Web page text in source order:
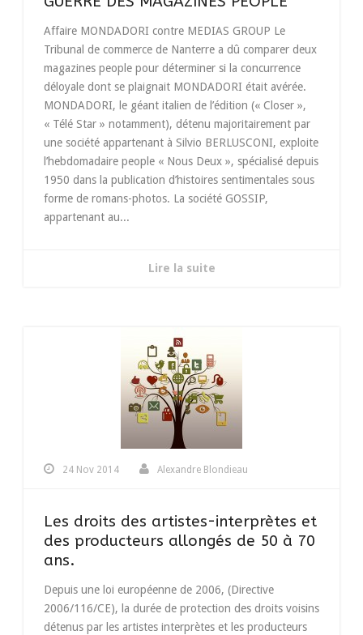
Affaire MONDADORI contre MEDIAS GROUP Le
Tribunal de commerce de Nanterre a dû comparer deux
magazines people pour déterminer si la concurrence
déloyale dont se plaignait MONDADORI était avérée.
MONDADORI, le géant italien de l’édition (« Closer »,
« Télé Star » notamment), détenu majoritairement par
une société appartenant à Silvio BERLUSCONI, exploite
l’hebdomadaire people « Nous Deux », spécialisé depuis
1950 dans la publication d’histoires sentimentales sous
forme de romans-photos. La société GOSSIP,
appartenant au...
Lire la suite
24 Nov 2014 Alexandre Blondieau
Les droits des artistes-interprètes et
des producteurs allongés de 50 à 70
ans.
Depuis une loi européenne de 2006, (Directive
2006/116/CE), la durée de protection des droits voisins
détenus par les artistes interprètes et les producteurs